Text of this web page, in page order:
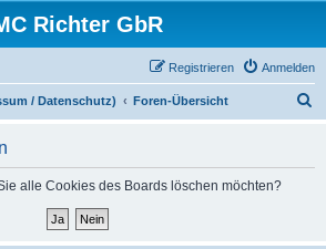
Richter GbR
Anmelden
Registrieren
/ Datenschutz) Foren-Übersicht
alle Cookies des Boards löschen möchten?